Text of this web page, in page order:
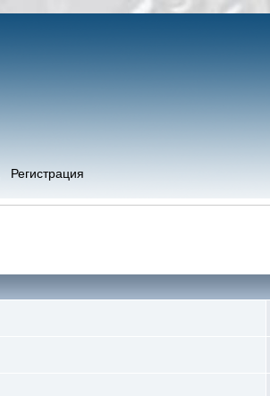
Регистрация